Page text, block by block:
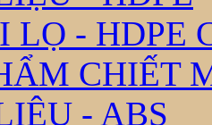
LỌ - HDPE
CHIẾT
- ABS